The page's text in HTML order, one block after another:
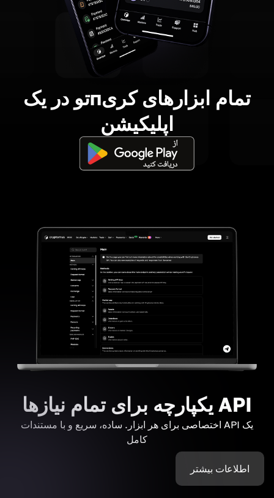
تمام ابزارهای کریпتو در یک
اپلیکیشن
API یکپارچه برای تمام نیازها
یک API اختصاصی برای هر ابزار. ساده، سریع و با مستندات
کامل
اطلاعات بیشتر